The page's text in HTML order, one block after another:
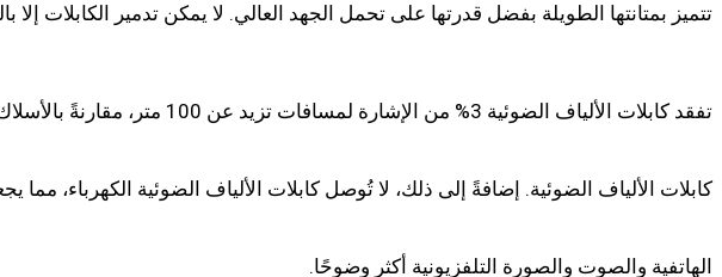
تتميز بمتانتها الطويلة بفضل قدرتها على تحمل الجهد العالي. لا يمكن تدمير الكابلات إلا
كابلات الألياف الضوئية. إضافةً إلى ذلك، لا تُوصل كابلات الألياف الضوئية الكهرباء،
الهاتفية والصوت والصورة التلفزيونية أكثر وضوحًا.